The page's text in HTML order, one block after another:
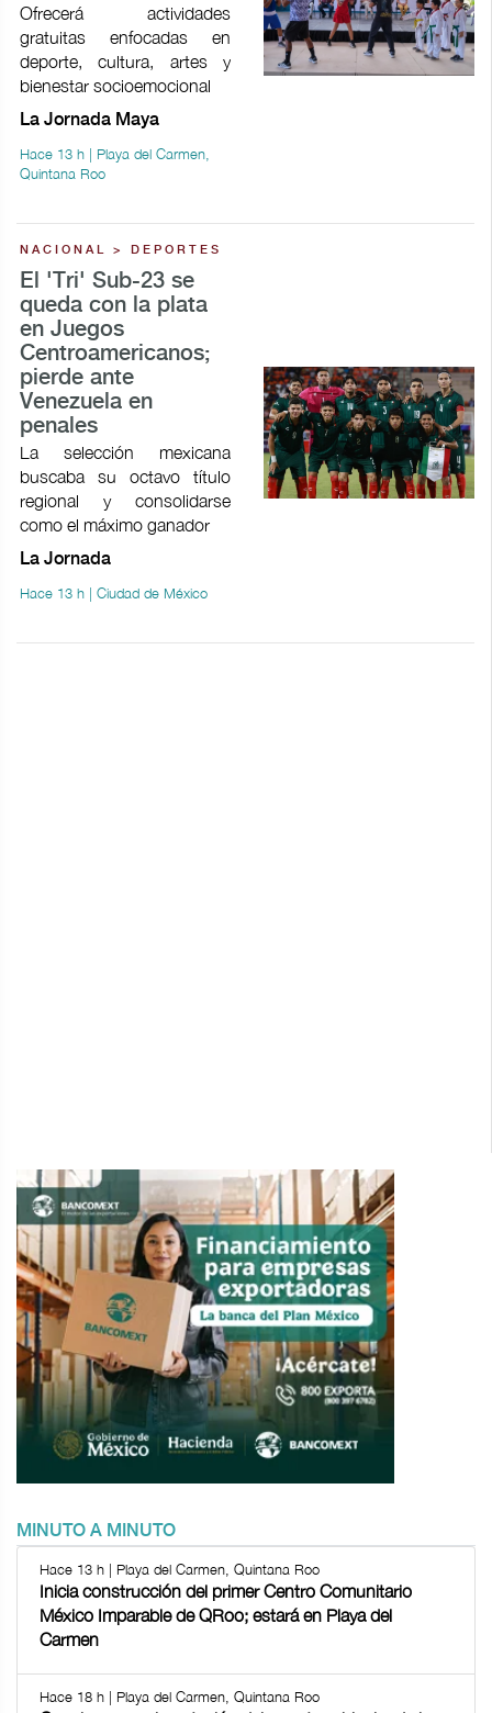
Ofrecerá actividades
gratuitas enfocadas en
deporte, cultura, artes y
bienestar socioemocional
La Jornada Maya
Hace 13 h | Playa del Carmen,
Quintana Roo
NACIONAL > DEPORTES
El 'Tri' Sub-23 se
queda con la plata
en Juegos
Centroamericanos;
pierde ante
Venezuela en
penales
La selección mexicana
buscaba su octavo título
regional y consolidarse
como el máximo ganador
La Jornada
Hace 13 h | Ciudad de México
MINUTO A MINUTO
Hace 13 h | Playa del Carmen, Quintana Roo
Inicia construcción del primer Centro Comunitario
México Imparable de QRoo; estará en Playa del
Carmen
Hace 18 h | Playa del Carmen, Quintana Roo